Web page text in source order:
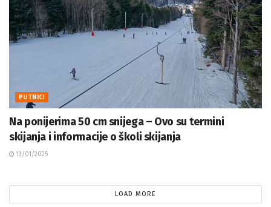
PUTNICI
Na ponijerima 50 cm snijega – Ovo su termini
skijanja i informacije o školi skijanja
13/01/2025
LOAD MORE